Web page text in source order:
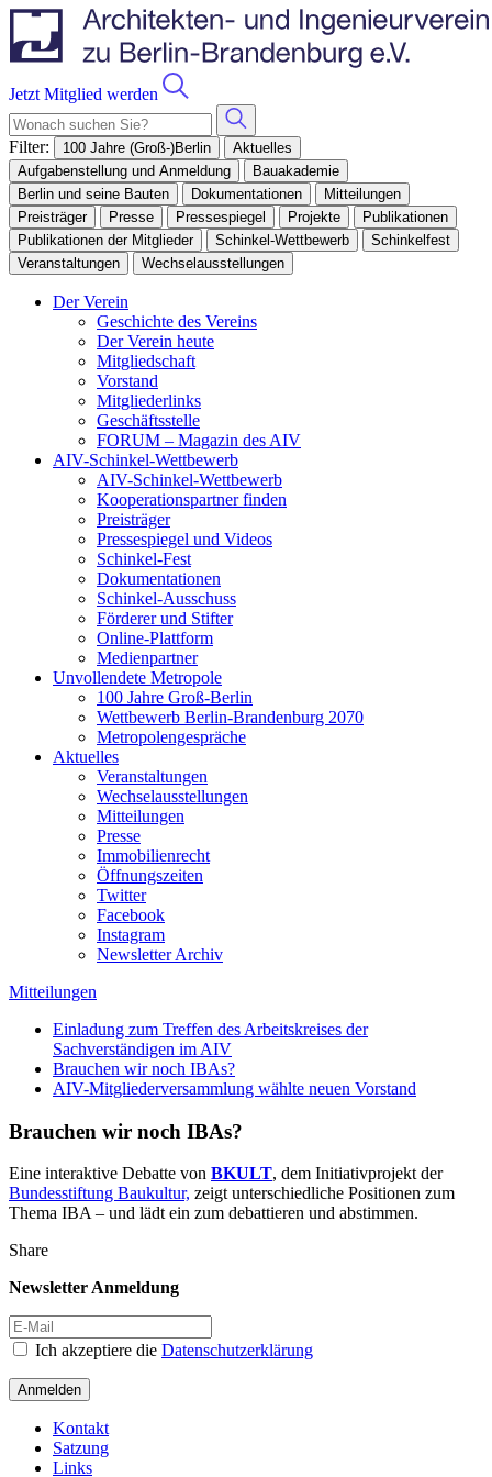
Jetzt Mitglied werden
Filter: 100 Jahre (Groß-)Berlin
Aktuelles
Aufgabenstellung und Anmeldung
Bauakademie
Berlin und seine Bauten
Dokumentationen
Mitteilungen
Preisträger
Presse Pressespiegel Projekte
Publikationen
Publikationen der Mitglieder
Schinkel-Wettbewerb
Schinkelfest
Veranstaltungen
Wechselausstellungen
Der Verein
Geschichte des Vereins
Der Verein heute
Mitgliedschaft
Vorstand
Mitgliederlinks
Geschäftsstelle
FORUM – Magazin des AIV
AIV-Schinkel-Wettbewerb
AIV-Schinkel-Wettbewerb
Kooperationspartner finden
Preisträger
Pressespiegel und Videos
Schinkel-Fest
Dokumentationen
Schinkel-Ausschuss
Förderer und Stifter
Online-Plattform
Medienpartner
Unvollendete Metropole
100 Jahre Groß-Berlin
Wettbewerb Berlin-Brandenburg 2070
Metropolengespräche
Aktuelles
Veranstaltungen
Wechselausstellungen
Mitteilungen
Presse
Immobilienrecht
Öffnungszeiten
Twitter
Facebook
Instagram
Newsletter Archiv
Mitteilungen
Einladung zum Treffen des Arbeitskreises der
Sachverständigen im AIV
Brauchen wir noch IBAs?
AIV-Mitgliederversammlung wählte neuen Vorstand
Brauchen wir noch IBAs?
Eine interaktive Debatte von BKULT, dem Initiativprojekt der
Bundesstiftung Baukultur, zeigt unterschiedliche Positionen zum
Thema IBA – und lädt ein zum debattieren und abstimmen.
Share
Newsletter Anmeldung
Ich akzeptiere die Datenschutzerklärung
Anmelden
Kontakt
Satzung
Links